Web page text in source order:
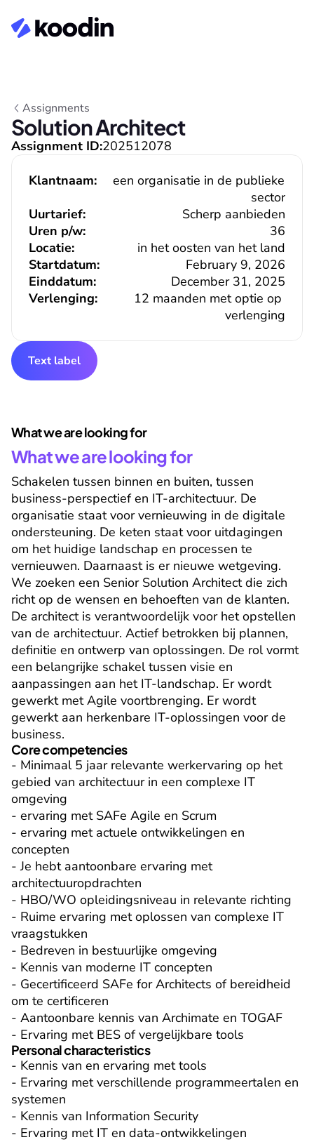
Assignments
Solution Architect
Assignment ID:202512078
Klantnaam:
een organisatie in de publieke
sector
Uurtarief:
Scherp aanbieden
36
Uren p/w:
Locatie:
in het oosten van het land
Verlenging:
12 maanden met optie op
verlenging
Einddatum: December 31, 2025
Startdatum: February 9, 2026
Text label
What we are looking for
What we are looking for
Schakelen tussen binnen en buiten, tussen
business-perspectief en IT-architectuur. De
organisatie staat voor vernieuwing in de digitale
ondersteuning. De keten staat voor uitdagingen
om het huidige landschap en processen te
vernieuwen. Daarnaast is er nieuwe wetgeving.
We zoeken een Senior Solution Architect die zich
richt op de wensen en behoeften van de klanten.
De architect is verantwoordelijk voor het opstellen
van de architectuur. Actief betrokken bij plannen,
definitie en ontwerp van oplossingen. De rol vormt
een belangrijke schakel tussen visie en
aanpassingen aan het IT-landschap. Er wordt
gewerkt met Agile voortbrenging. Er wordt
gewerkt aan herkenbare IT-oplossingen voor de
business.
Core competencies
- Minimaal 5 jaar relevante werkervaring op het
gebied van architectuur in een complexe IT
omgeving
- ervaring met SAFe Agile en Scrum
- ervaring met actuele ontwikkelingen en
concepten
- Je hebt aantoonbare ervaring met
architectuuropdrachten
- HBO/WO opleidingsniveau in relevante richting
- Ruime ervaring met oplossen van complexe IT
vraagstukken
- Bedreven in bestuurlijke omgeving
- Kennis van moderne IT concepten
- Gecertificeerd SAFe for Architects of bereidheid
om te certificeren
- Aantoonbare kennis van Archimate en TOGAF
- Ervaring met BES of vergelijkbare tools
Personal characteristics
- Kennis van en ervaring met tools
- Ervaring met verschillende programmeertalen en
systemen
- Kennis van Information Security
- Ervaring met IT en data-ontwikkelingen